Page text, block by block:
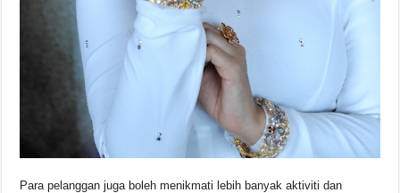
Para pelanggan juga boleh menikmati lebih banyak aktiviti dan